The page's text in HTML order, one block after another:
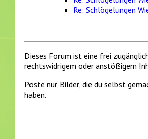
Re: Schlögelungen
Dieses Forum ist eine frei
rechtswidrigem oder anstößigem
Poste nur Bilder, die du selbst
haben.